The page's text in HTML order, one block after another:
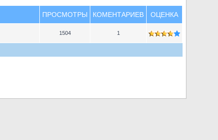
ПРОСМОТРЫ КОМЕНТАРИЕВ ОЦЕНКА
1504 1